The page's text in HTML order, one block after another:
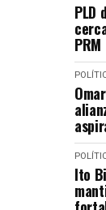
PLD
PRM
Ito